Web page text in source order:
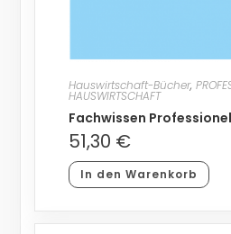
Hauswirtschaft-Bücher,
HAUSWIRTSCHAFT
Fachwissen
51,30 €
In den Warenkorb